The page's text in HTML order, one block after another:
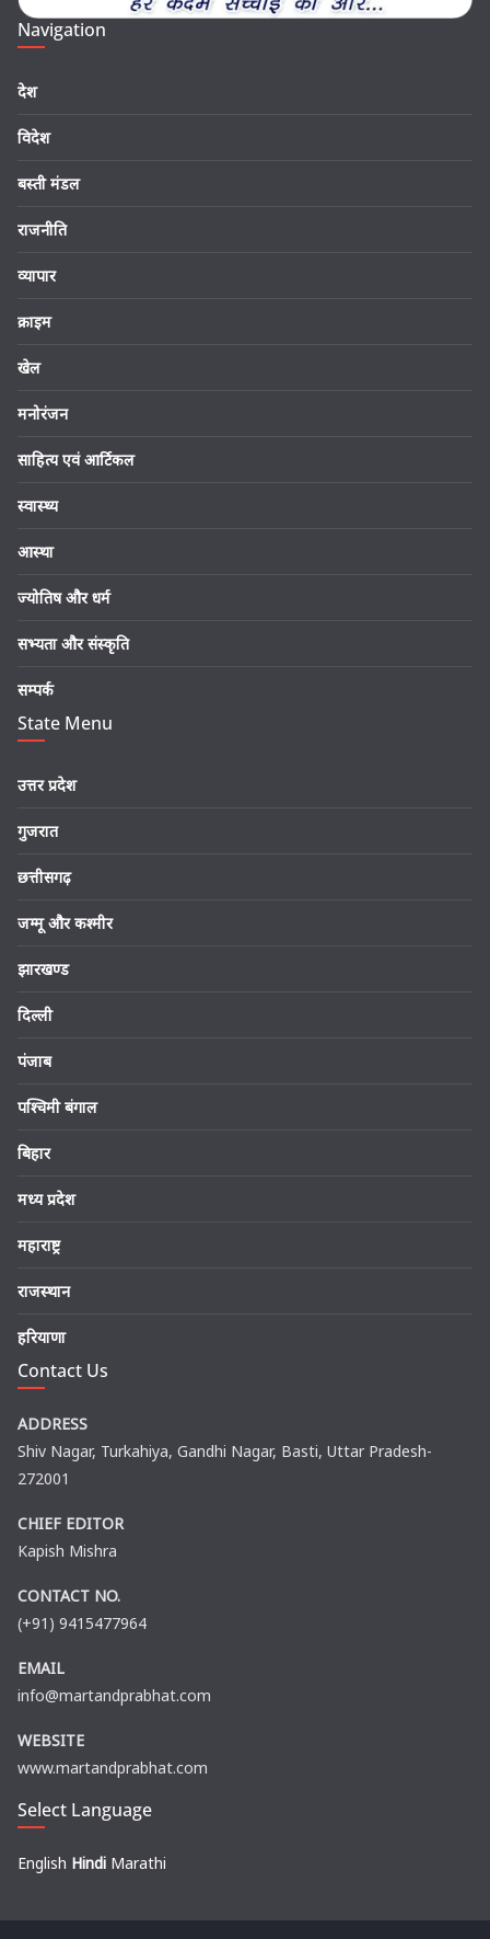
Navigation
देश
विदेश
बस्ती मंडल
राजनीति
व्यापार
क्राइम
खेल
मनोरंजन
साहित्य एवं आर्टिकल
स्वास्थ्य
आस्था
ज्योतिष और धर्म
सभ्यता और संस्कृति
सम्पर्क
State Menu
उत्तर प्रदेश
गुजरात
छत्तीसगढ़
जम्मू और कश्मीर
झारखण्ड
दिल्ली
पंजाब
पश्चिमी बंगाल
बिहार
मध्य प्रदेश
महाराष्ट्र
राजस्थान
हरियाणा
Contact Us
ADDRESS
Shiv Nagar, Turkahiya, Gandhi Nagar, Basti, Uttar Pradesh-
272001
CHIEF EDITOR
Kapish Mishra
CONTACT NO.
(+91) 9415477964
EMAIL
info@martandprabhat.com
WEBSITE
www.martandprabhat.com
Select Language
English Hindi Marathi